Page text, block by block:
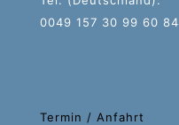
0049 157 30 99 60 84
Termin / Anfahrt